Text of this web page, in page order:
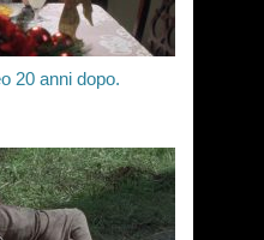
20 anni dopo.